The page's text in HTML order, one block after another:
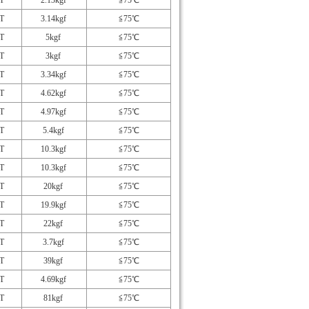
3.14kgf
≦75℃
5kgf
≦75℃
3kgf
≦75℃
3.34kgf
≦75℃
4.62kgf
≦75℃
4.97kgf
≦75℃
5.4kgf
≦75℃
10.3kgf
≦75℃
10.3kgf
≦75℃
20kgf
≦75℃
19.9kgf
≦75℃
22kgf
≦75℃
3.7kgf
≦75℃
39kgf
≦75℃
4.69kgf
≦75℃
81kgf ≦75℃